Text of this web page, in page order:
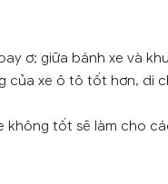
ơ; giữa bánh xe và
xe ô tô tốt hơn, di
không tốt sẽ làm cho